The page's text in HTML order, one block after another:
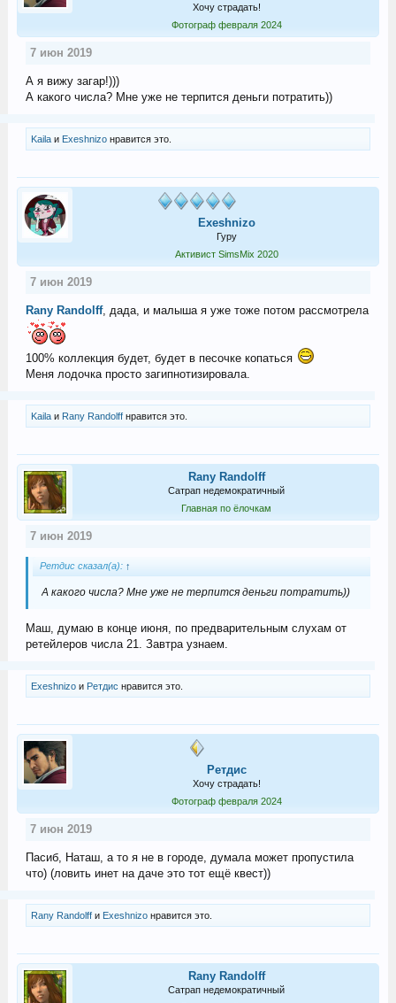
Хочу страдать!
Фотограф февраля 2024
7 июн 2019
А я вижу загар!)))
А какого числа? Мне уже не терпится деньги потратить))
Kailaи Exeshnizoнравится это.
Exeshnizo
Гуру
Активист SimsMix 2020
7 июн 2019
Rany Randolff, дада, и малыша я уже тоже потом рассмотрела
100% коллекция будет, будет в песочке копаться
Меня лодочка просто загипнотизировала.
Kailaи Rany Randolffнравится это.
Rany Randolff
Сатрап недемократичный
Главная по ёлочкам
7 июн 2019
Ретдис сказал(а): ↑
А какого числа? Мне уже не терпится деньги потратить))
Маш, думаю в конце июня, по предварительным слухам от
ретейлеров числа 21. Завтра узнаем.
Exeshnizoи Ретдис нравится это.
Ретдис
Хочу страдать!
Фотограф февраля 2024
7 июн 2019
Пасиб, Наташ, а то я не в городе, думала может пропустила
что) (ловить инет на даче это тот ещё квест))
Rany Randolffи Exeshnizoнравится это.
Rany Randolff
Сатрап недемократичный